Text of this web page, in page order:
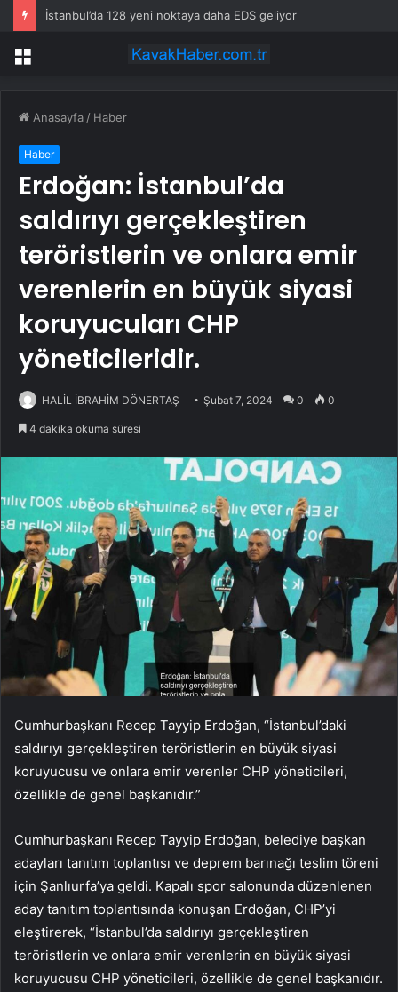
İstanbul’da 128 yeni noktaya daha EDS geliyor
Menü
Anasayfa / Haber
Haber
Erdoğan: İstanbul’da
saldırıyı gerçekleştiren
teröristlerin ve onlara emir
verenlerin en büyük siyasi
koruyucuları CHP
yöneticileridir.
HALİL İBRAHİM DÖNERTAŞ Şubat 7, 2024 0 0
4 dakika okuma süresi
Cumhurbaşkanı Recep Tayyip Erdoğan, “İstanbul’daki
saldırıyı gerçekleştiren teröristlerin en büyük siyasi
koruyucusu ve onlara emir verenler CHP yöneticileri,
özellikle de genel başkanıdır.”
Cumhurbaşkanı Recep Tayyip Erdoğan, belediye başkan
adayları tanıtım toplantısı ve deprem barınağı teslim töreni
için Şanlıurfa’ya geldi. Kapalı spor salonunda düzenlenen
aday tanıtım toplantısında konuşan Erdoğan, CHP’yi
eleştirerek, “İstanbul’da saldırıyı gerçekleştiren
teröristlerin ve onlara emir verenlerin en büyük siyasi
koruyucusu CHP yöneticileri, özellikle de genel başkanıdır.